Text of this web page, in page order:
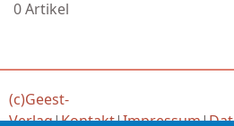
0Artikel
(c)Geest-
Verlag|Kontakt|Impressum|